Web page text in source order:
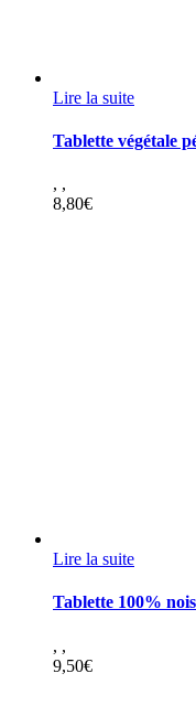
Lire la suite
Tablette végétale
, ,
8,80€
Lire la suite
Tablette 100%
, ,
9,50€